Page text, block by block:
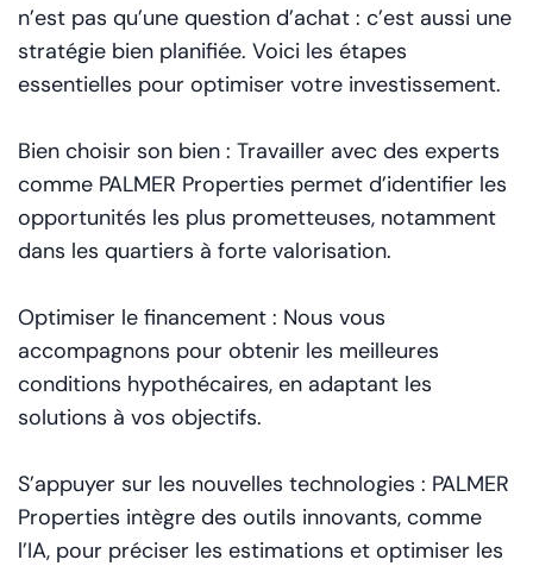
n’est pas qu’une question d’achat : c’est aussi une
stratégie bien planifiée. Voici les étapes
essentielles pour optimiser votre investissement.
Bien choisir son bien : Travailler avec des experts
comme PALMER Properties permet d’identifier les
opportunités les plus prometteuses, notamment
dans les quartiers à forte valorisation.
Optimiser le financement : Nous vous
accompagnons pour obtenir les meilleures
conditions hypothécaires, en adaptant les
solutions à vos objectifs.
S’appuyer sur les nouvelles technologies : PALMER
Properties intègre des outils innovants, comme
l’IA, pour préciser les estimations et optimiser les